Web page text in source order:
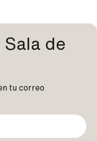
de
tu correo